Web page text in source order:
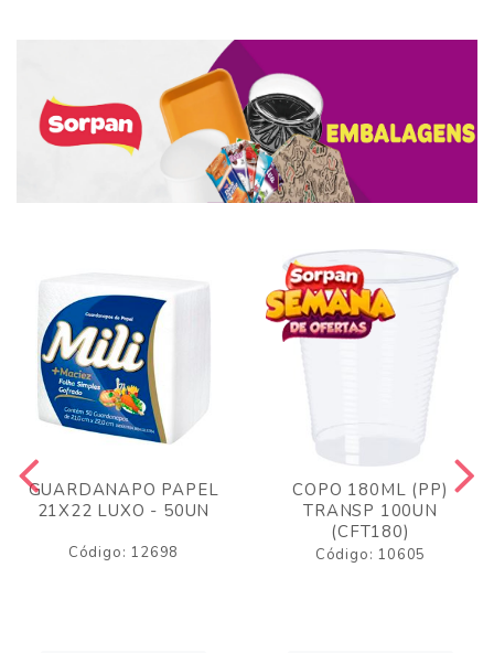
GUARDANAPO PAPEL
21X22 LUXO - 50UN
Código: 12698
COPO 180ML (PP)
TRANSP 100UN
(CFT180)
Código: 10605